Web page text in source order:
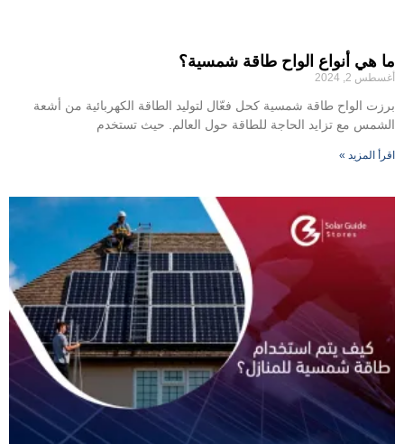
ما هي أنواع الواح طاقة شمسية؟
أغسطس 2, 2024
برزت الواح طاقة شمسية كحل فعّال لتوليد الطاقة الكهربائية من أشعة
الشمس مع تزايد الحاجة للطاقة حول العالم. حيث تستخدم
اقرأ المزيد »